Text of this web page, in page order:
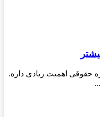
حقوقی اهمیت زیادی داره.